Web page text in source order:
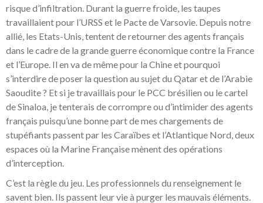
risque d’infiltration. Durant la guerre froide, les taupes
travaillaient pour l’URSS et le Pacte de Varsovie. Depuis notre
allié, les Etats-Unis, tentent de retourner des agents français
dans le cadre de la grande guerre économique contre la France
et l’Europe. Il en va de même pour la Chine et pourquoi
s’interdire de poser la question au sujet du Qatar et de l’Arabie
Saoudite ? Et si je travaillais pour le PCC brésilien ou le cartel
de Sinaloa, je tenterais de corrompre ou d’intimider des agents
français puisqu’une bonne part de mes chargements de
stupéfiants passent par les Caraïbes et l’Atlantique Nord, deux
espaces où la Marine Française mènent des opérations
d’interception.
C’est la règle du jeu. Les professionnels du renseignement le
savent bien. Ils passent leur vie à purger les mauvais éléments.